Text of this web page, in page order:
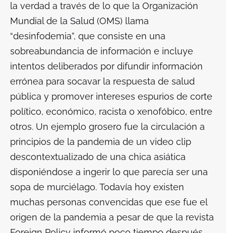
la verdad a través de lo que la Organización
Mundial de la Salud (OMS) llama
“desinfodemia”, que consiste en una
sobreabundancia de información e incluye
intentos deliberados por difundir información
errónea para socavar la respuesta de salud
pública y promover intereses espurios de corte
político, económico, racista o xenofóbico, entre
otros. Un ejemplo grosero fue la circulación a
principios de la pandemia de un video clip
descontextualizado de una chica asiática
disponiéndose a ingerir lo que parecía ser una
sopa de murciélago. Todavía hoy existen
muchas personas convencidas que ese fue el
origen de la pandemia a pesar de que la revista